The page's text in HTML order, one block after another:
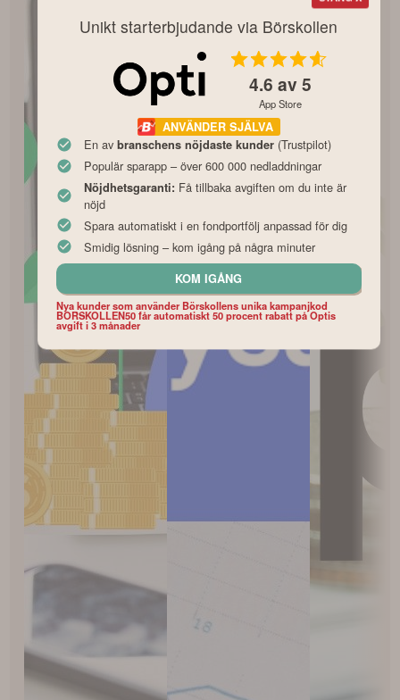
Unikt starterbjudande via Börskollen
4.6 av 5
App Store
ANVÄNDER SJÄLVA
En av branschens nöjdaste kunder(Trustpilot)
Populär sparapp – över 600 000 nedladdningar
Nöjdhetsgaranti: Få tillbaka avgiften om du inte är
nöjd
Spara automatiskt i en fondportfölj anpassad för dig
Smidig lösning – kom igång på några minuter
KOM IGÅNG
Nya kunder som använder Börskollens unika kampanjkod
BORSKOLLEN50 får automatiskt 50 procent rabatt på Optis
avgift i 3 månader